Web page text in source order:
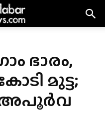
ഭാരം,
മുട്ട;
അപൂർവ